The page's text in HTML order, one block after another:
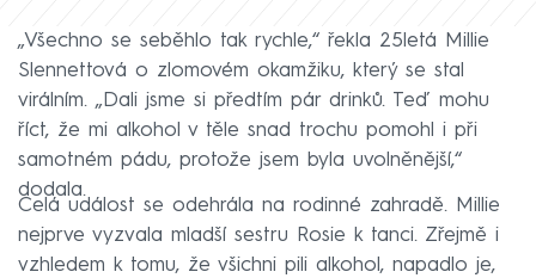
„Všechno se seběhlo tak rychle,“ řekla 25letá Millie
Slennettová o zlomovém okamžiku, který se stal
virálním. „Dali jsme si předtím pár drinků. Teď mohu
říct, že mi alkohol v těle snad trochu pomohl i při
samotném pádu, protože jsem byla uvolněnější,“
dodala.
Celá událost se odehrála na rodinné zahradě. Millie
nejprve vyzvala mladší sestru Rosie k tanci. Zřejmě i
vzhledem k tomu, že všichni pili alkohol, napadlo je,